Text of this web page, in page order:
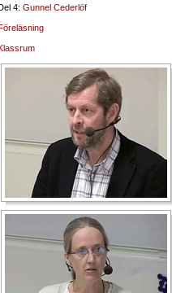
4: Gunnel Cederlöf